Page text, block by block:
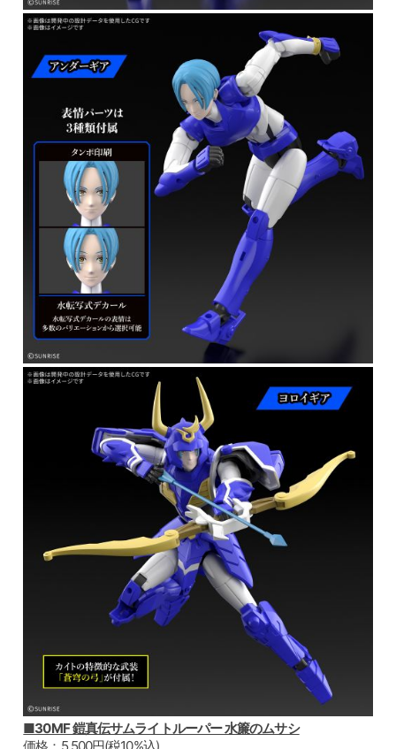
■30MF 鎧真伝サムライトルーパー 水簾のムサシ